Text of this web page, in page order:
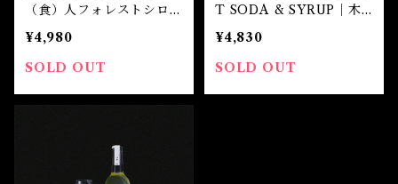
（食）人フォレストシロッ
プ (大)
¥4,980
SOLD OUT
T SODA & SYRUP｜木
（食）人フォレストソーダ
＆シロップ
¥4,830
SOLD OUT